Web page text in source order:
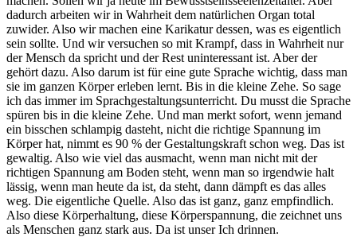
dadurch arbeiten wir in Wahrheit dem natürlichen Organ total
zuwider. Also wir machen eine Karikatur dessen, was es eigentlich
sein sollte. Und wir versuchen so mit Krampf, dass in Wahrheit nur
der Mensch da spricht und der Rest uninteressant ist. Aber der
gehört dazu. Also darum ist für eine gute Sprache wichtig, dass man
sie im ganzen Körper erleben lernt. Bis in die kleine Zehe. So sage
ich das immer im Sprachgestaltungsunterricht. Du musst die Sprache
spüren bis in die kleine Zehe. Und man merkt sofort, wenn jemand
ein bisschen schlampig dasteht, nicht die richtige Spannung im
Körper hat, nimmt es 90 % der Gestaltungskraft schon weg. Das ist
gewaltig. Also wie viel das ausmacht, wenn man nicht mit der
richtigen Spannung am Boden steht, wenn man so irgendwie halt
lässig, wenn man heute da ist, da steht, dann dämpft es das alles
weg. Die eigentliche Quelle. Also das ist ganz, ganz empfindlich.
Also diese Körperhaltung, diese Körperspannung, die zeichnet uns
als Menschen ganz stark aus. Da ist unser Ich drinnen.